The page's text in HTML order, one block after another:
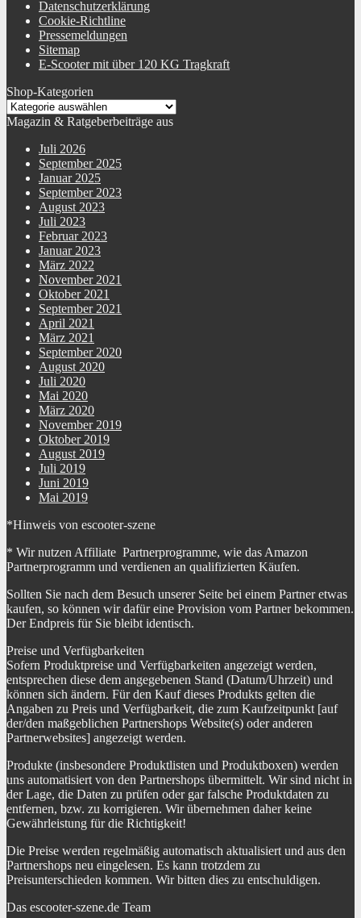
Datenschutzerklärung
Cookie-Richtline
Pressemeldungen
Sitemap
E-Scooter mit über 120 KG Tragkraft
Shop-Kategorien
Magazin & Ratgeberbeiträge aus
Juli 2026
September 2025
Januar 2025
September 2023
August 2023
Juli 2023
Februar 2023
Januar 2023
März 2022
November 2021
Oktober 2021
September 2021
April 2021
März 2021
September 2020
August 2020
Juli 2020
Mai 2020
März 2020
November 2019
Oktober 2019
August 2019
Juli 2019
Juni 2019
Mai 2019
*Hinweis von escooter-szene
* Wir nutzen Affiliate Partnerprogramme, wie das Amazon
Partnerprogramm und verdienen an qualifizierten Käufen.
Sollten Sie nach dem Besuch unserer Seite bei einem Partner etwas
kaufen, so können wir dafür eine Provision vom Partner bekommen.
Der Endpreis für Sie bleibt identisch.
Preise und Verfügbarkeiten
Sofern Produktpreise und Verfügbarkeiten angezeigt werden,
entsprechen diese dem angegebenen Stand (Datum/Uhrzeit) und
können sich ändern. Für den Kauf dieses Produkts gelten die
Angaben zu Preis und Verfügbarkeit, die zum Kaufzeitpunkt [auf
der/den maßgeblichen Partnershops Website(s) oder anderen
Partnerwebsites] angezeigt werden.
Produkte (insbesondere Produktlisten und Produktboxen) werden
uns automatisiert von den Partnershops übermittelt. Wir sind nicht in
der Lage, die Daten zu prüfen oder gar falsche Produktdaten zu
entfernen, bzw. zu korrigieren. Wir übernehmen daher keine
Gewährleistung für die Richtigkeit!
Die Preise werden regelmäßig automatisch aktualisiert und aus den
Partnershops neu eingelesen. Es kann trotzdem zu
Preisunterschieden kommen. Wir bitten dies zu entschuldigen.
Das escooter-szene.de Team